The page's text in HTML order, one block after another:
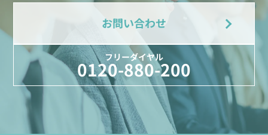
お問い合わせ
フリーダイヤル
0120-880-200